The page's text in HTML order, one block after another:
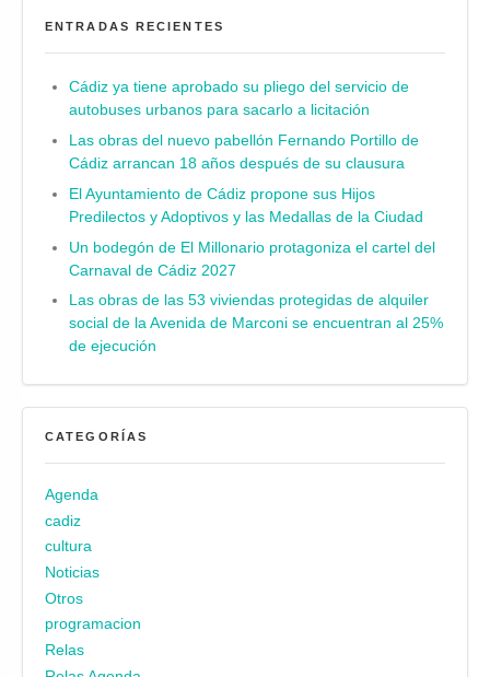
ENTRADAS RECIENTES
Cádiz ya tiene aprobado su pliego del servicio de
autobuses urbanos para sacarlo a licitación
Las obras del nuevo pabellón Fernando Portillo de
Cádiz arrancan 18 años después de su clausura
El Ayuntamiento de Cádiz propone sus Hijos
Predilectos y Adoptivos y las Medallas de la Ciudad
Un bodegón de El Millonario protagoniza el cartel del
Carnaval de Cádiz 2027
Las obras de las 53 viviendas protegidas de alquiler
social de la Avenida de Marconi se encuentran al 25%
de ejecución
CATEGORÍAS
Agenda
cadiz
cultura
Noticias
Otros
programacion
Relas